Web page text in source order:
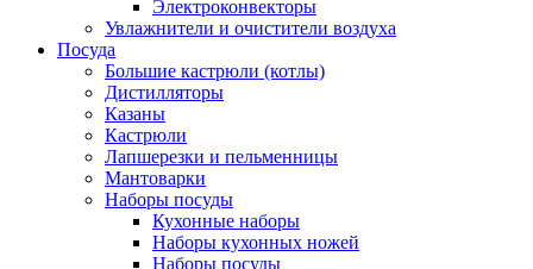
Электроконвекторы
Увлажнители и очистители воздуха
Посуда
Большие кастрюли (котлы)
Дистилляторы
Казаны
Кастрюли
Лапшерезки и пельменницы
Мантоварки
Наборы посуды
Кухонные наборы
Наборы кухонных ножей
Наборы посуды